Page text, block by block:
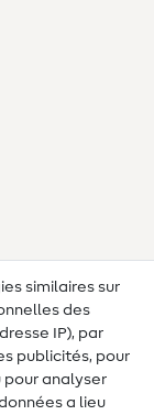
similaires sur
des
IP), par
publicités, pour
pour analyser
a lieu